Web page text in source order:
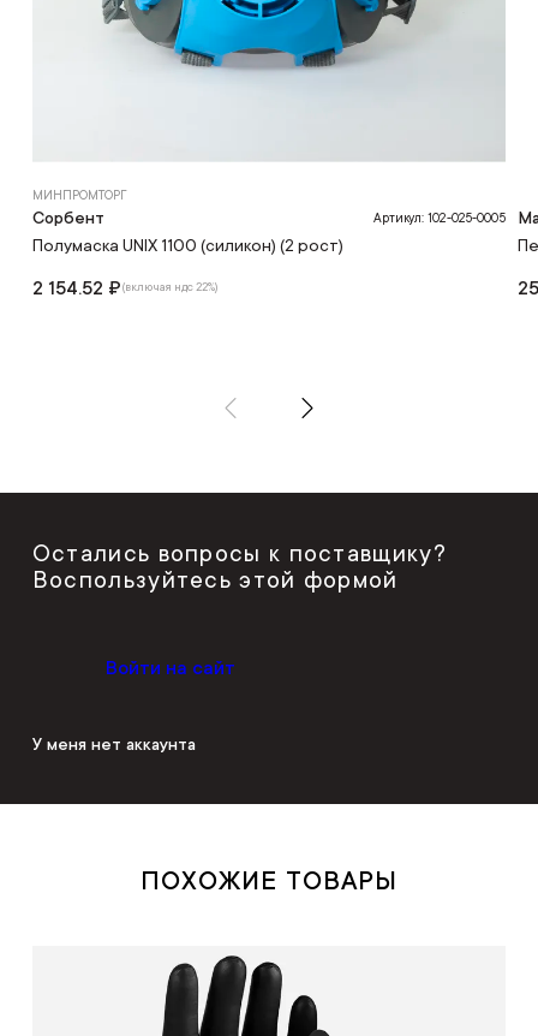
МИНПРОМТОРГ
Сорбент Артикул: 102-025-0005
Полумаска UNIX 1100 (силикон) (2 рост)
2 154.52 ₽(включая ндс 22%)
Остались вопросы к поставщику?
Воспользуйтесь этой формой
Войти на сайт
У меня нет аккаунта
ПОХОЖИЕ ТОВАРЫ